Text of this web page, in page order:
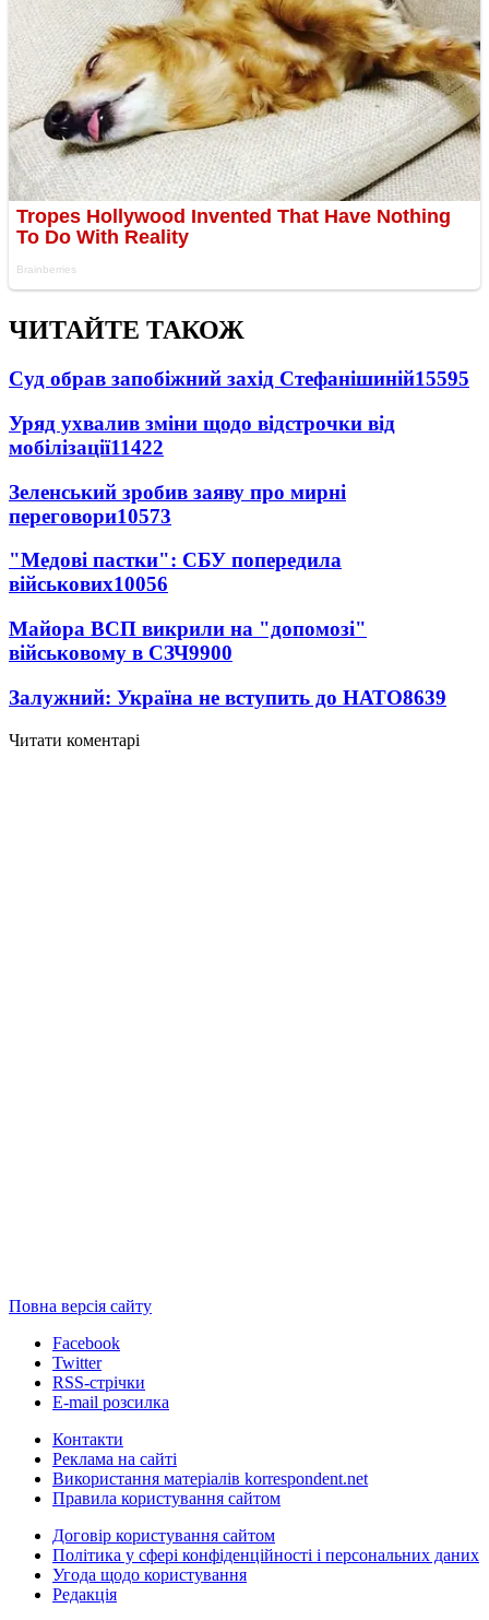
ЧИТАЙТЕ ТАКОЖ
Суд обрав запобіжний захід Стефанішиній15595
Уряд ухвалив зміни щодо відстрочки від
мобілізації11422
Зеленський зробив заяву про мирні
переговори10573
"Медові пастки": СБУ попередила
військових10056
Майора ВСП викрили на "допомозі"
військовому в СЗЧ9900
Залужний: Україна не вступить до НАТО8639
Читати коментарі
Повна версія сайту
Facebook
Twitter
RSS-стрічки
E-mail розсилка
Контакти
Реклама на сайті
Використання матеріалів korrespondent.net
Правила користування сайтом
Договір користування сайтом
Політика у сфері конфіденційності і персональних даних
Угода щодо користування
Редакція